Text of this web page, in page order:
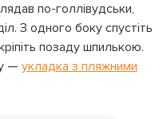
по-голлівудськи,
З одного боку спустіть
позаду шпилькою.
— укладка з пляжними